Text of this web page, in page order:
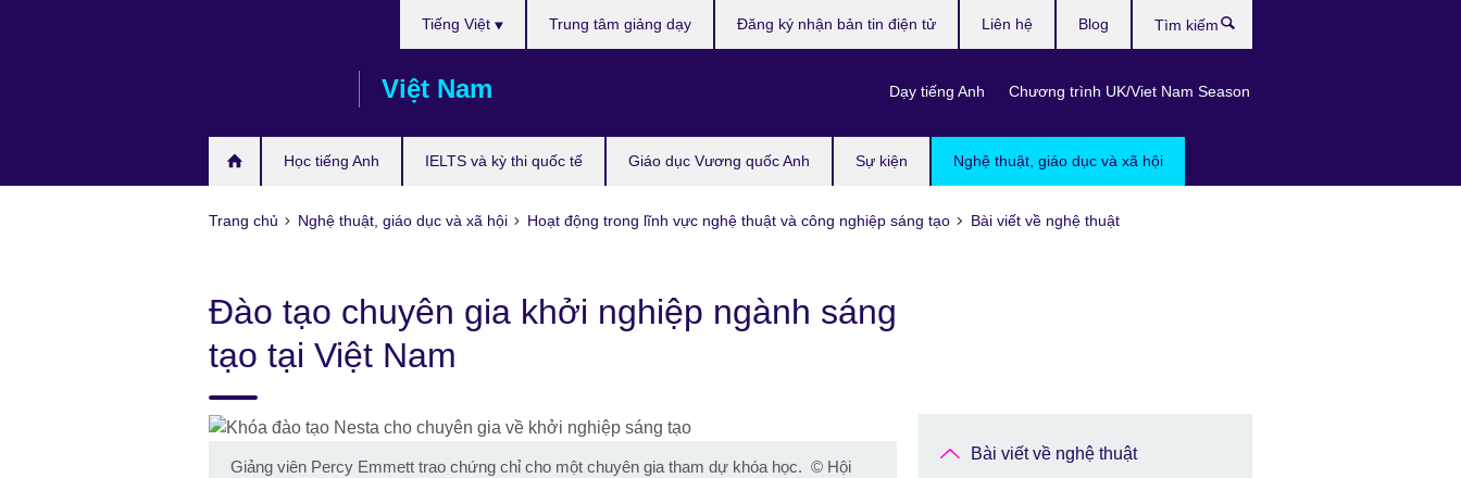
Việt Nam
Học tiếng Anh IELTS và kỳ thi quốc tế Giáo dục Vương quốc Anh Sự kiện Nghệ thuật, giáo dục và xã hội
Tiếng Việt
Dạy tiếng Anh Chương trình UK/Viet Nam Season
Trung tâm giảng dạy Đăng ký nhận bản tin điện tử Liên hệ Blog
kiếm
Trang chủ Nghệ thuật, giáo dục và xã hội Hoạt động trong lĩnh vực nghệ thuật và công nghiệp sáng tạo Bài viết về nghệ thuật
Đào tạo chuyên gia khởi nghiệp ngành sáng
tạo tại Việt Nam
Giảng viên Percy Emmett trao chứng chỉ cho một chuyên gia tham dự khóa học. © Hội
Bài viết về nghệ thuật